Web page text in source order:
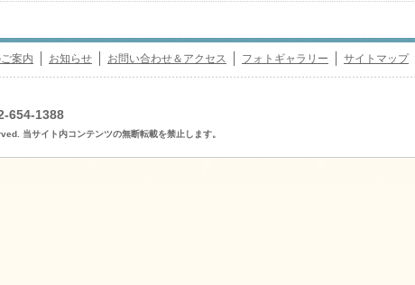
案内 お知らせ お問い合わせ＆アクセス フォトギャラリー サイトマップ
654-1388
当サイト内コンテンツの無断転載を禁止します。